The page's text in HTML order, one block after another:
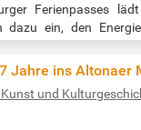
Ferienpasses
dazu ein, den
Aufgaben und…
Jahre ins Altonaer
und